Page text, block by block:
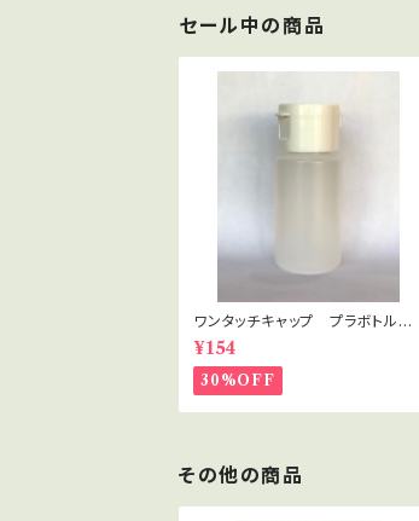
セール中の商品
ワンタッチキャップ プラボトル 3
0ml
¥154
30%OFF
その他の商品